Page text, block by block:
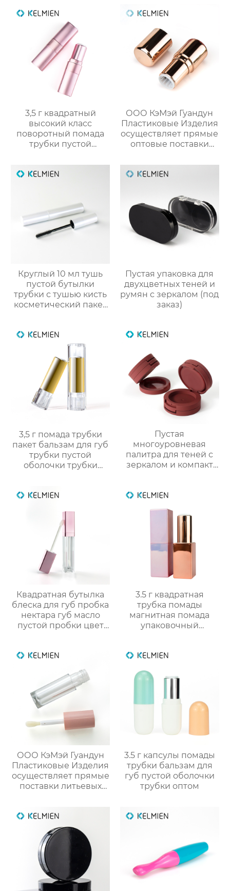
3,5 г квадратный
высокий класс
поворотный помада
трубки пустой
оптомм
ООО КэМэй Гуандун
Пластиковые Изделия
осуществляет прямые
оптовые поставки
румян с производства
Круглый 10 мл тушь
пустой бутылки
трубки с тушью кисть
косметический пакет
Пустая упаковка для
двухцветных теней и
румян с зеркалом (под
заказ)
3,5 г помада трубки
пакет бальзам для губ
трубки пустой
оболочки трубки
Пустая
многоуровневая
палитра для теней с
зеркалом и компакт
Квадратная бутылка
блеска для губ пробка
нектара губ масло
пустой пробки цвет
3.5 г квадратная
трубка помады
магнитная помада
упаковочный
оптом
ООО КэМэй Гуандун
Пластиковые Изделия
осуществляет прямые
поставки литьевых
мл (пустая упаковка)
3.5 г капсулы помады
трубки бальзам для
губ пустой оболочки
трубки оптом